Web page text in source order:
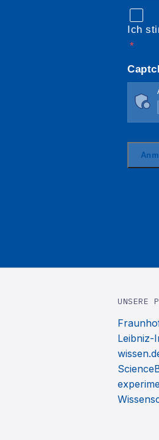
UNSERE
Leibniz-